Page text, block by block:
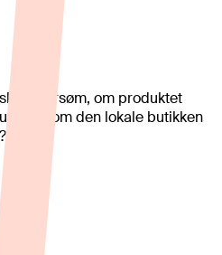
om produktet
eller om den lokale butikken